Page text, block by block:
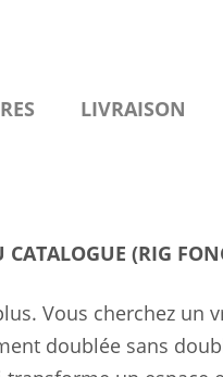
LIVRAISON
CATALOGUE (RIG
Vous cherchez un
doublée sans